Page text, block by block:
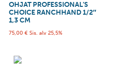
OHJAT PROFESSIONAL’S
CHOICE RANCHHAND 1/2″
1,3 CM
75,00 € Sis. alv 25,5%